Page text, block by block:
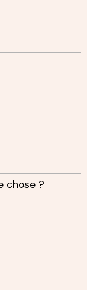
chose ?